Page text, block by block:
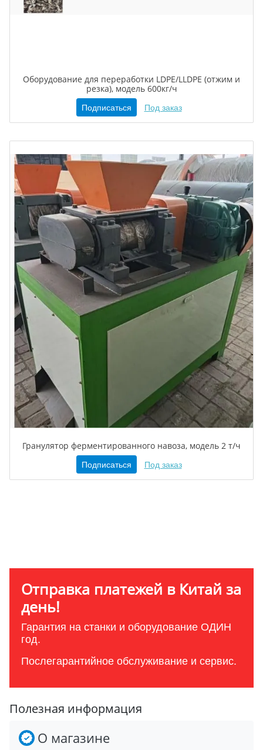
Оборудование для переработки LDPE/LLDPE (отжим и
резка), модель 600кг/ч
Подписаться Под заказ
Гранулятор ферментированного навоза, модель 2 т/ч
Подписаться Под заказ
Отправка платежей в Китай за
день!
Гарантия на станки и оборудование ОДИН
год.
Послегарантийное обслуживание и сервис.
Полезная информация
О магазине